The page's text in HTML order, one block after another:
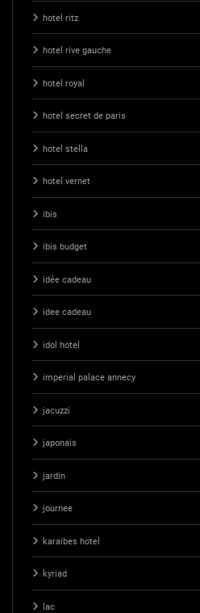
hotel ritz
hotel rive gauche
hotel royal
hotel secret de paris
hotel stella
hotel vernet
ibis
ibis budget
idée cadeau
idee cadeau
idol hotel
imperial palace annecy
jacuzzi
japonais
jardin
journee
karaibes hotel
kyriad
lac